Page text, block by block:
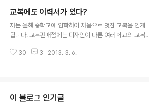
럼 다른 사람과 상호작용의 어려움, 특정사물에 대한 집착,
의미 있는 의사소통의 어려움 등의 특성을 보이는 것을 말
합니다. 그런 진호 씨가 수영선수를 은퇴하고 카페의 주인
보았습니다.계산대에는 진호 씨의 어머니인 유현경 씨가
교복에도 이력서가 있다?
저는 올해 중학교에 입학하여 처음으로 멋진 교복을 입게
됩니다. 교복판매점에는 디자인이 다른 여러 학교의 교복
복은 촌스러웠다는 말씀을 듣고 '과연 옛날에도 교복이 있
곳이 있었습니다. 그곳은 바로 ‘서울교육박물관’이랍니다.
그럼 지금부터 저와 함께 교복의 역사와 재미있는 이야기
30 3 2013. 3. 6.
이 블로그 인기글